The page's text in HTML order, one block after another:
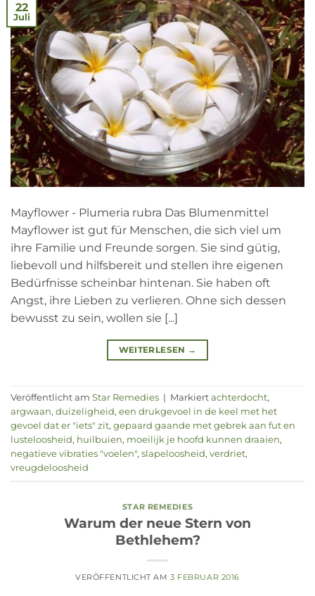
22
Juli
Mayflower - Plumeria rubra Das Blumenmittel
Mayflower ist gut für Menschen, die sich viel um
ihre Familie und Freunde sorgen. Sie sind gütig,
liebevoll und hilfsbereit und stellen ihre eigenen
Bedürfnisse scheinbar hintenan. Sie haben oft
Angst, ihre Lieben zu verlieren. Ohne sich dessen
bewusst zu sein, wollen sie [...]
WEITERLESEN →
Veröffentlicht am Star Remedies | Markiert achterdocht,
argwaan, duizeligheid, een drukgevoel in de keel met het
gevoel dat er "iets" zit, gepaard gaande met gebrek aan fut en
lusteloosheid, huilbuien, moeilijk je hoofd kunnen draaien,
negatieve vibraties "voelen", slapeloosheid, verdriet,
vreugdeloosheid
STAR REMEDIES
Warum der neue Stern von
Bethlehem?
VERÖFFENTLICHT AM3 FEBRUAR 2016